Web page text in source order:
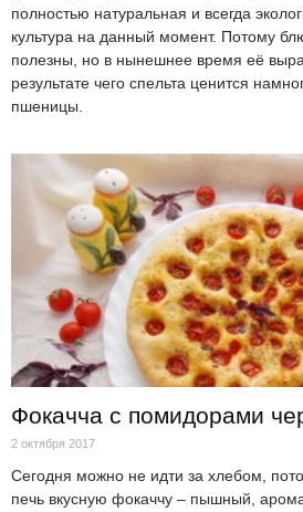
полностью натуральная и всегда
культура на данный момент. Потому
полезны, но в нынешнее время её
результате чего спельта ценится
пшеницы.
Фокачча с помидорами
2 октября 2017
Сегодня можно не идти за хлебом,
печь вкусную фокаччу – пышный,